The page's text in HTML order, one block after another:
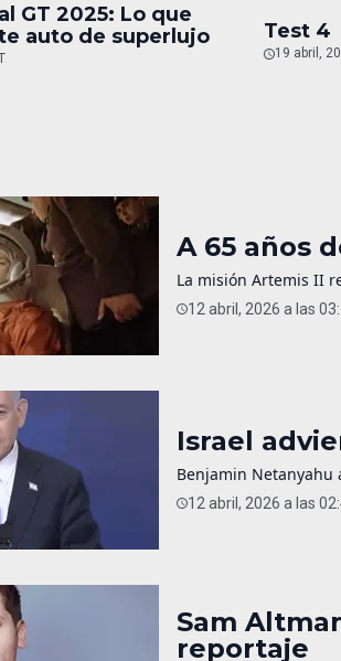
GT 2025: Lo que
auto de superlujo
Test 4
19 abril,
A 65 años
La misión Artemis II
12 abril, 2026 a las
Israel
Benjamin Netanyahu
12 abril, 2026 a las
Sam
reportaje